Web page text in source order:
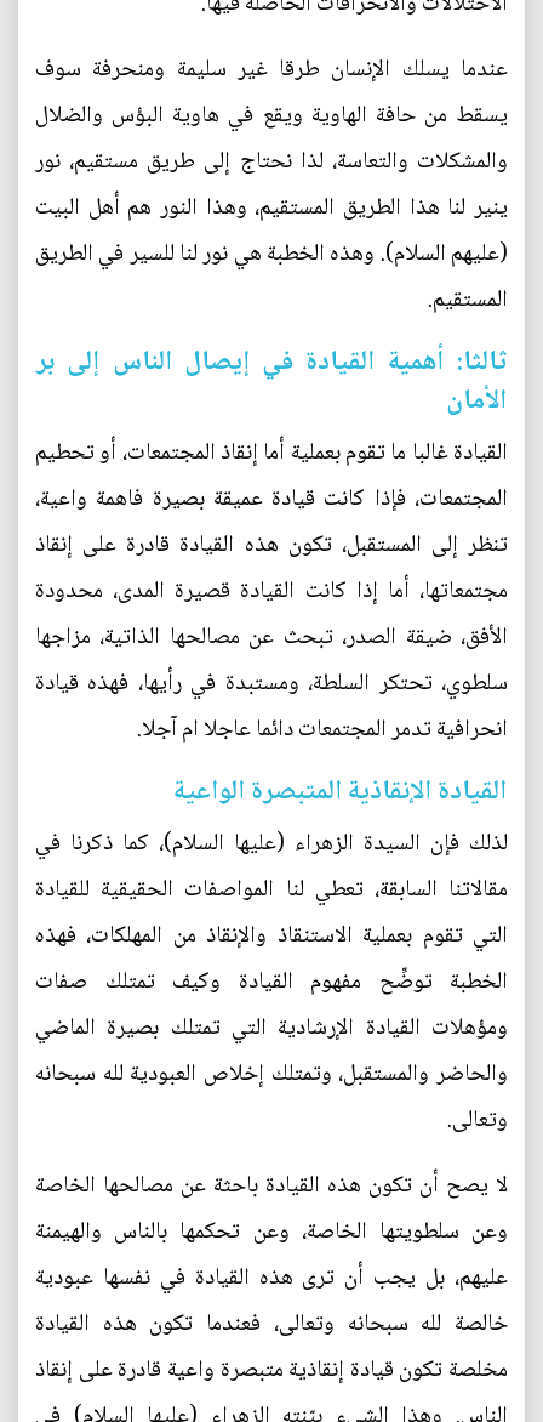
عندما يسلك الإنسان طرقا غير سليمة ومنحرفة سوف
يسقط من حافة الهاوية ويقع في هاوية البؤس والضلال
والمشكلات والتعاسة، لذا نحتاج إلى طريق مستقيم، نور
ينير لنا هذا الطريق المستقيم، وهذا النور هم أهل البيت
(عليهم السلام). وهذه الخطبة هي نور لنا للسير في الطريق
المستقيم.
ثالثا: أهمية القيادة في إيصال الناس إلى بر
الأمان
القيادة غالبا ما تقوم بعملية أما إنقاذ المجتمعات، أو تحطيم
المجتمعات، فإذا كانت قيادة عميقة بصيرة فاهمة واعية،
تنظر إلى المستقبل، تكون هذه القيادة قادرة على إنقاذ
مجتمعاتها، أما إذا كانت القيادة قصيرة المدى، محدودة
الأفق، ضيقة الصدر، تبحث عن مصالحها الذاتية، مزاجها
سلطوي، تحتكر السلطة، ومستبدة في رأيها، فهذه قيادة
انحرافية تدمر المجتمعات دائما عاجلا ام آجلا.
القيادة الإنقاذية المتبصرة الواعية
لذلك فإن السيدة الزهراء (عليها السلام)، كما ذكرنا في
مقالاتنا السابقة، تعطي لنا المواصفات الحقيقية للقيادة
التي تقوم بعملية الاستنقاذ والإنقاذ من المهلكات، فهذه
الخطبة توضِّح مفهوم القيادة وكيف تمتلك صفات
ومؤهلات القيادة الإرشادية التي تمتلك بصيرة الماضي
والحاضر والمستقبل، وتمتلك إخلاص العبودية لله سبحانه
وتعالى.
لا يصح أن تكون هذه القيادة باحثة عن مصالحها الخاصة
وعن سلطويتها الخاصة، وعن تحكمها بالناس والهيمنة
عليهم، بل يجب أن ترى هذه القيادة في نفسها عبودية
خالصة لله سبحانه وتعالى، فعندما تكون هذه القيادة
مخلصة تكون قيادة إنقاذية متبصرة واعية قادرة على إنقاذ